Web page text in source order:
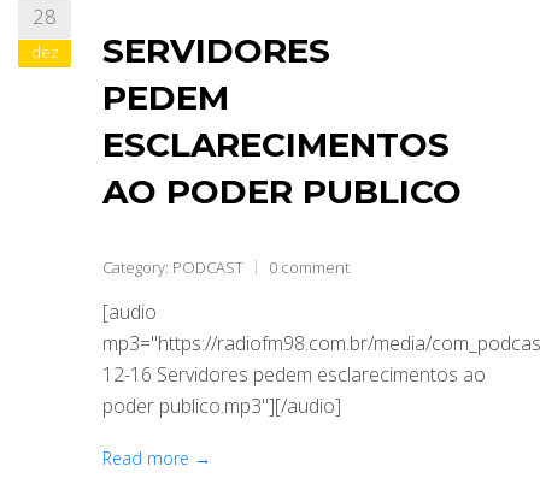
28
dez
SERVIDORES
PEDEM
ESCLARECIMENTOS
AO PODER PUBLICO
Category: PODCAST 0 comment
[audio
mp3="https://radiofm98.com.br/media/
12-16 Servidores pedem esclarecimentos ao
poder publico.mp3"][/audio]
Read more →